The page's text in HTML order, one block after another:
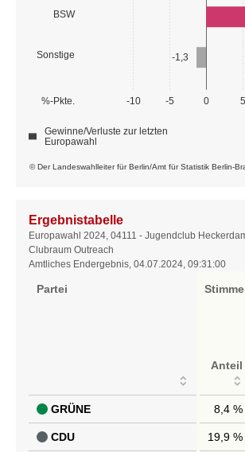
BSW
Sonstige
-10 -5 0 5
%-Pkte.
-1,3
© Der Landeswahlleiter für Berlin/Amt für Statistik Berlin-
Gewinne/Verluste zur letzten
Europawahl
Ergebnistabelle
Ergebnistabelle
Europawahl 2024, 04111 - Jugendclub
Clubraum Outreach
Amtliches Endergebnis, 04.07.2024, 09:31:00
Partei
Anteil
GRÜNE 8,4 %
CDU 19,9 %